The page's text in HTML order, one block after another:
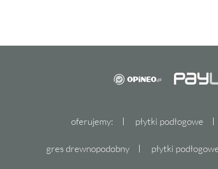
oferujemy: płytki podłogowe
gres drewnopodobny płytki